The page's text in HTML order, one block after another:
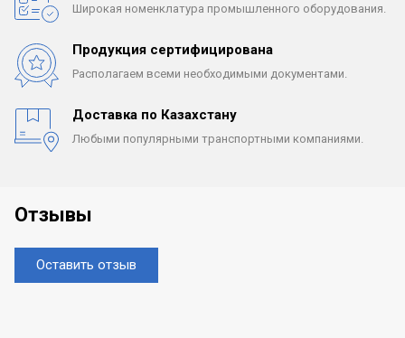
Широкая номенклатура промышленного оборудования.
Продукция сертифицирована
Располагаем всеми необходимыми документами.
Доставка по Казахстану
Любыми популярными транспортными компаниями.
Отзывы
Оставить отзыв